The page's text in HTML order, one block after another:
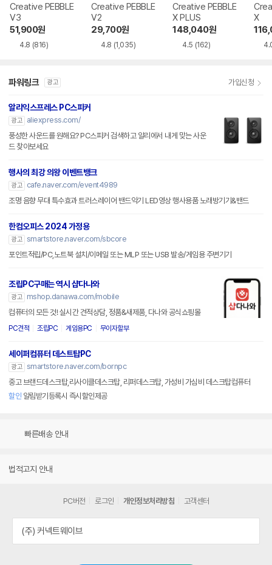
Creative PEBBLE
V3
51,900원
4.8 (816)
Creative PEBBLE
V2
29,700원
4.8 (1,035)
Creative PEBBLE
X PLUS
148,040원
4.5 (162)
X
파워링크 광고 가입신청
알리익스프레스 PC스피커
광고
aliexpress.com/
풍성한 사운드를 원해요? PC스피커 검색하고 알리에서 내게 맞는 사운
드 찾아보세요
행사의 최강 의왕 이벤트뱅크
광고
cafe.naver.com/event4989
조명 음향 무대 특수효과 트러스레이어 밴드악기 LED영상 행사용품 노래방기기&밴드
한컴오피스 2024 가정용
광고 smartstore.naver.com/sbcore
포인트적립/PC,노트북 설치/이메일 또는 MLP 또는 USB 발송/게임용 주변기기
조립PC구매는 역시 샵다나와
광고
mshop.danawa.com/mobile
컴퓨터의 모든 것! 실시간 견적상담, 정품&새제품, 다나와 공식쇼핑몰
PC견적 조립PC 게임용PC 무이자할부
세이퍼컴퓨터 데스트탑PC
광고 smartstore.naver.com/bornpc
중고 브랜드데스크탑,리사이클데스크탑, 리퍼데스크탑, 가성비 가심비 데스크탑컴퓨터
할인 알림받기등록시 즉시할인제공
빠른배송 안내
법적고지 안내
PC버전 로그인 개인정보처리방침 고객센터
(주) 커넥트웨이브